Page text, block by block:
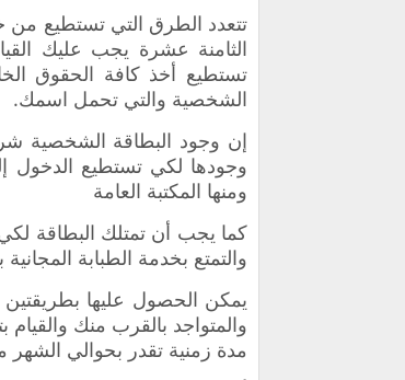
تتعدد الطرق التي تستطيع من
الثامنة عشرة يجب عليك
تستطيع أخذ كافة الحقوق
الشخصية والتي تحمل اسمك.
إن وجود البطاقة الشخصية
وجودها لكي تستطيع الدخول
ومنها المكتبة العامة
كما يجب أن تمتلك البطاقة
والتمتع بخدمة الطبابة
يمكن الحصول عليها بطريقتين
والمتواجد بالقرب منك والقيام
مدة زمنية تقدر بحوالي الشهر